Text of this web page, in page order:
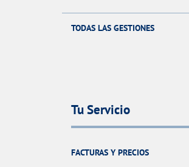
TODAS LAS GESTIONES
Tu Servicio
FACTURAS Y PRECIOS